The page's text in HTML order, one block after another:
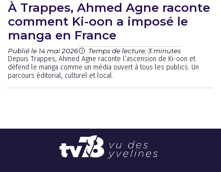
À Trappes, Ahmed Agne raconte
comment Ki-oon a imposé le
manga en France
Publié le 14 mai 2026 Temps de lecture: 3 minutes
Depuis Trappes, Ahmed Agne raconte l’ascension de Ki-oon et
défend le manga comme un média ouvert à tous les publics. Un
parcours éditorial, culturel et local.